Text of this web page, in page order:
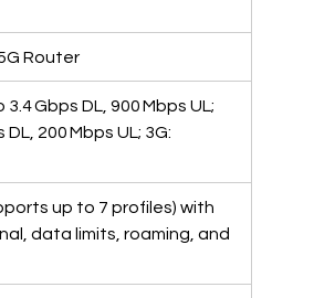
Router
Gbps DL, 900 Mbps UL;
200 Mbps UL; 3G:
up to 7 profiles) with
data limits, roaming, and